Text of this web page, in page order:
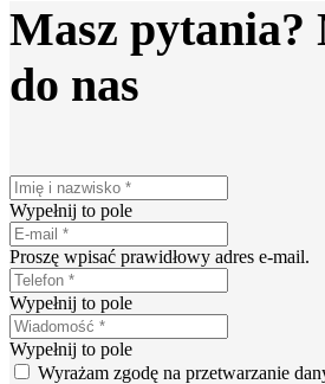
Masz pytania?
do nas
Wypełnij to pole
Proszę wpisać prawidłowy adres e-mail.
Wypełnij to pole
Wypełnij to pole
Wyrażam zgodę na przetwarzanie